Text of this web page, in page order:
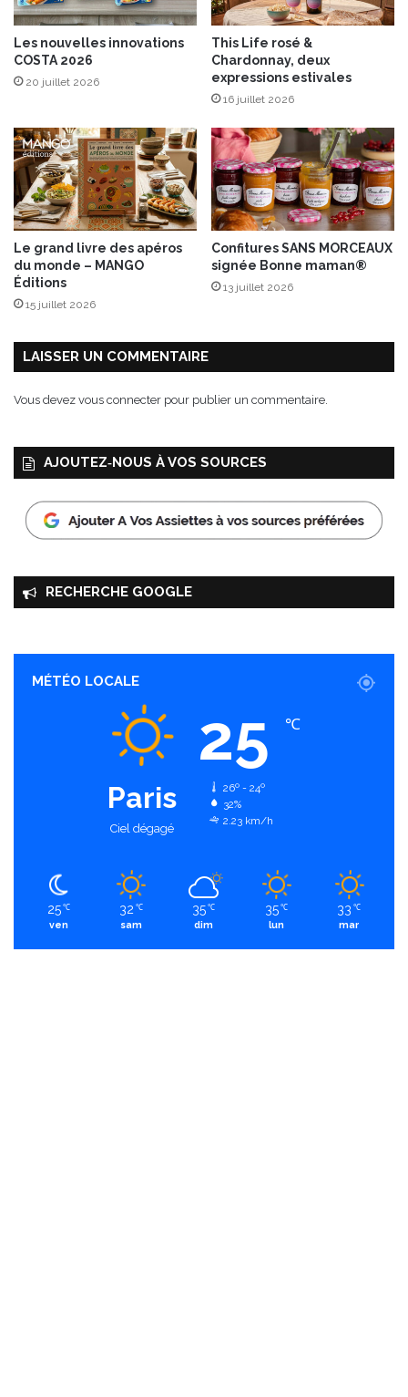
a
l
!
t
a
i
g
n
e
r
Les nouvelles innovations
COSTA 2026
20 juillet 2026
This Life rosé &
Chardonnay, deux
expressions estivales
16 juillet 2026
Le grand livre des apéros
du monde – MANGO
Éditions
15 juillet 2026
Confitures SANS MORCEAUX
signée Bonne maman®
13 juillet 2026
LAISSER UN COMMENTAIRE
Vous devez vous connecter pour publier un commentaire.
AJOUTEZ‑NOUS À VOS SOURCES
RECHERCHE GOOGLE
MÉTÉO LOCALE
Paris
Ciel dégagé
25 ℃
26º - 24º
32%
2.23 km/h
25 ℃
ven
32 ℃
sam
35 ℃
dim
35 ℃
lun
33 ℃
mar